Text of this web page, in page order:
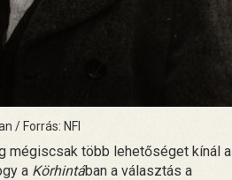
/ Forrás: NFI
mégiscsak több lehetőséget kínál a
a Körhintában a választás a